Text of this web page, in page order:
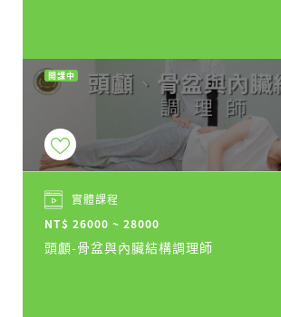
開課中
實體課程
NT$ 26000 ~ 28000
頭顱-骨盆與內臟結構調理師